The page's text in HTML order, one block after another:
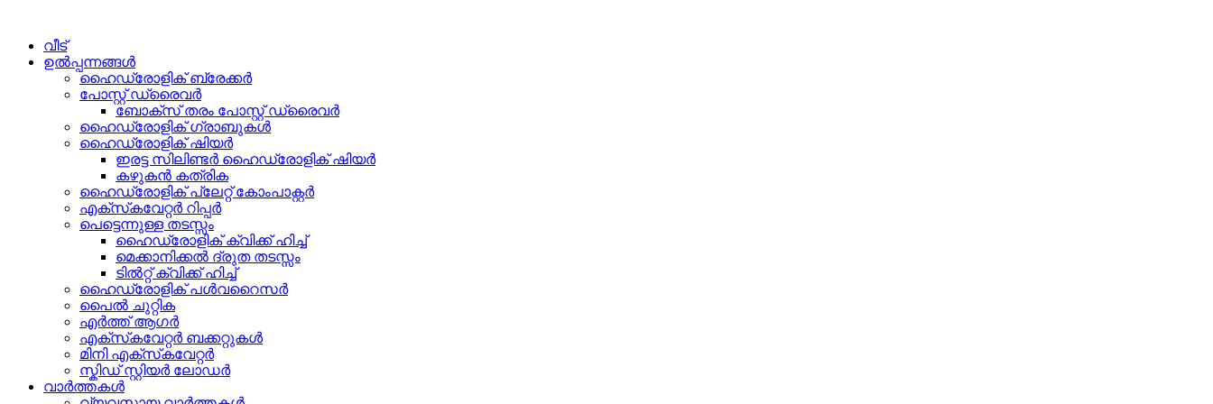
വീട്
ഉൽപ്പന്നങ്ങൾ
ഹൈഡ്രോളിക് ബ്രേക്കർ
പോസ്റ്റ് ഡ്രൈവർ
ബോക്സ് തരം പോസ്റ്റ് ഡ്രൈവർ
ഹൈഡ്രോളിക് ഗ്രാബുകൾ
ഹൈഡ്രോളിക് ഷിയർ
ഇരട്ട സിലിണ്ടർ ഹൈഡ്രോളിക് ഷിയർ
കഴുകൻ കത്രിക
ഹൈഡ്രോളിക് പ്ലേറ്റ് കോംപാക്റ്റർ
എക്‌സ്‌കവേറ്റർ റിപ്പർ
പെട്ടെന്നുള്ള തടസ്സം
ഹൈഡ്രോളിക് ക്വിക്ക് ഹിച്ച്
മെക്കാനിക്കൽ ദ്രുത തടസ്സം
ടിൽറ്റ് ക്വിക്ക് ഹിച്ച്
ഹൈഡ്രോളിക് പൾവറൈസർ
പൈൽ ചുറ്റിക
എർത്ത് ആഗർ
എക്‌സ്‌കവേറ്റർ ബക്കറ്റുകൾ
മിനി എക്‌സ്‌കവേറ്റർ
സ്കിഡ് സ്റ്റിയർ ലോഡർ
വാർത്തകൾ